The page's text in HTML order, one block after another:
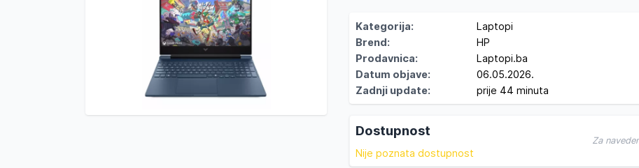
Kategorija:
Laptopi
Brend:
HP
Prodavnica:
Laptopi.ba
Datum objave:
06.05.2026.
Zadnji update:
prije 44 minuta
Dostupnost
Nije poznata dostupnost
Za